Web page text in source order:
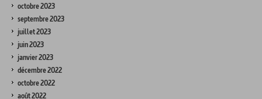
octobre 2023
septembre 2023
juillet 2023
juin 2023
janvier 2023
décembre 2022
octobre 2022
août 2022